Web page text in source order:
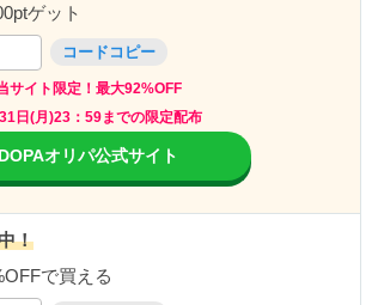
ゲット
コードコピー
サイト限定！最大92%OFF
日(月)23：59までの限定配布
DOPAオリパ公式サイト
！
で買える